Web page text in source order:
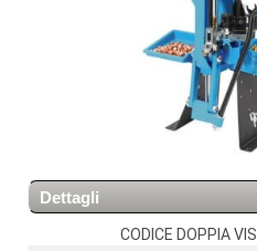
Dettagli
CODICE DOPPIA